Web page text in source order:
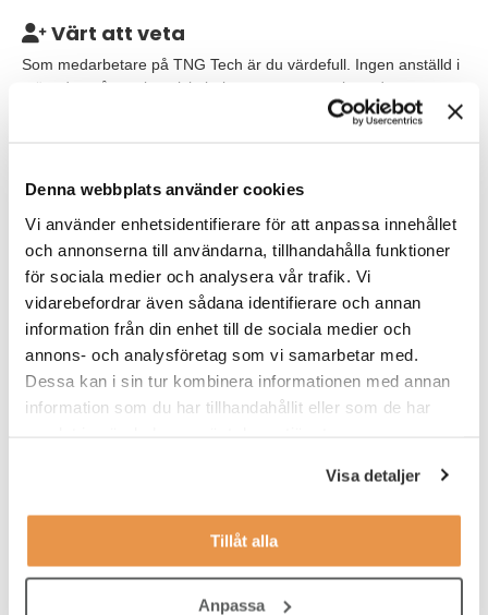
Denna webbplats använder cookies
Vi använder enhetsidentifierare för att anpassa innehållet
och annonserna till användarna, tillhandahålla funktioner
för sociala medier och analysera vår trafik. Vi
vidarebefordrar även sådana identifierare och annan
information från din enhet till de sociala medier och
annons- och analysföretag som vi samarbetar med.
Dessa kan i sin tur kombinera informationen med annan
information som du har tillhandahållit eller som de har
Visa detaljer
Tillåt alla
Anpassa
Värt att veta
Som medarbetare på TNG Tech är du värdefull. Ingen anställd i
mängden på ett gigantiskt bolag, utan en uppskattad person
som är helt avgörande för vår framgång. Vi specialiserar oss på
roll – och inget annat!
Vi hjälper dig att hitta spännande uppdrag. Rent praktiskt
innebär konsultjobbet att du är anställd av oss (men vill du hellre
arbeta som underkonsult så går det också bra), och har din
Våra förväntningar
Vi söker konsulter med varierande bakgrund; gärna med
på något nytt. Du kan ha allt gymnasial utbildning teknisk
mekanik, produktionsteknik eller elektronik m.m. Har du
erfarenhet av projektledning och är van att arbeta under eget
ansvar är det ofta en stark merit.